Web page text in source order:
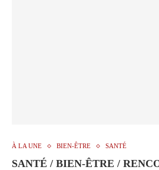
À LA UNE BIEN-ÊTRE SANTÉ
SANTÉ / BIEN-ÊTRE /